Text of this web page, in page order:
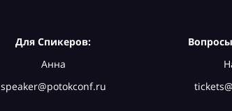
Для Спикеров:
Анна
speaker@potokconf.ru